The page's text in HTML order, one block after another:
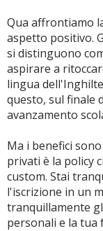
Qua affrontiamo
aspetto positivo.
si distinguono
aspirare a
lingua
questo, sul finale
avanzamento
Ma i benefici
privati è la policy
custom. Stai
l'iscrizione in un
tranquillamente
personali e la tua